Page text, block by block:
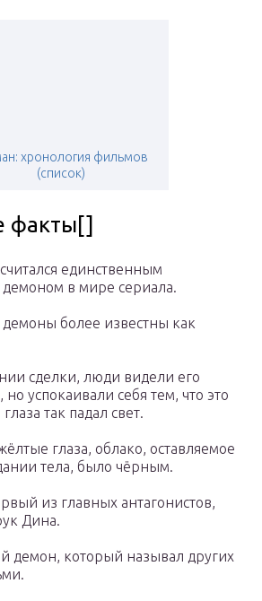
хронология фильмов
(список)
факты[]
единственным
в мире сериала.
более известны как
сделки, люди видели его
но успокаивали себя тем, что это
так падал свет.
глаза, облако, оставляемое
тела, было чёрным.
из главных антагонистов,
Дина.
демон, который называл других